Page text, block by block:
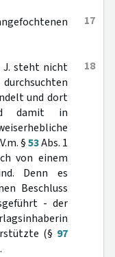
17
18
J. steht nicht
und dort
damit in
§53Abs. 1
von einem
Denn es
Beschluss
- der
(§ 97